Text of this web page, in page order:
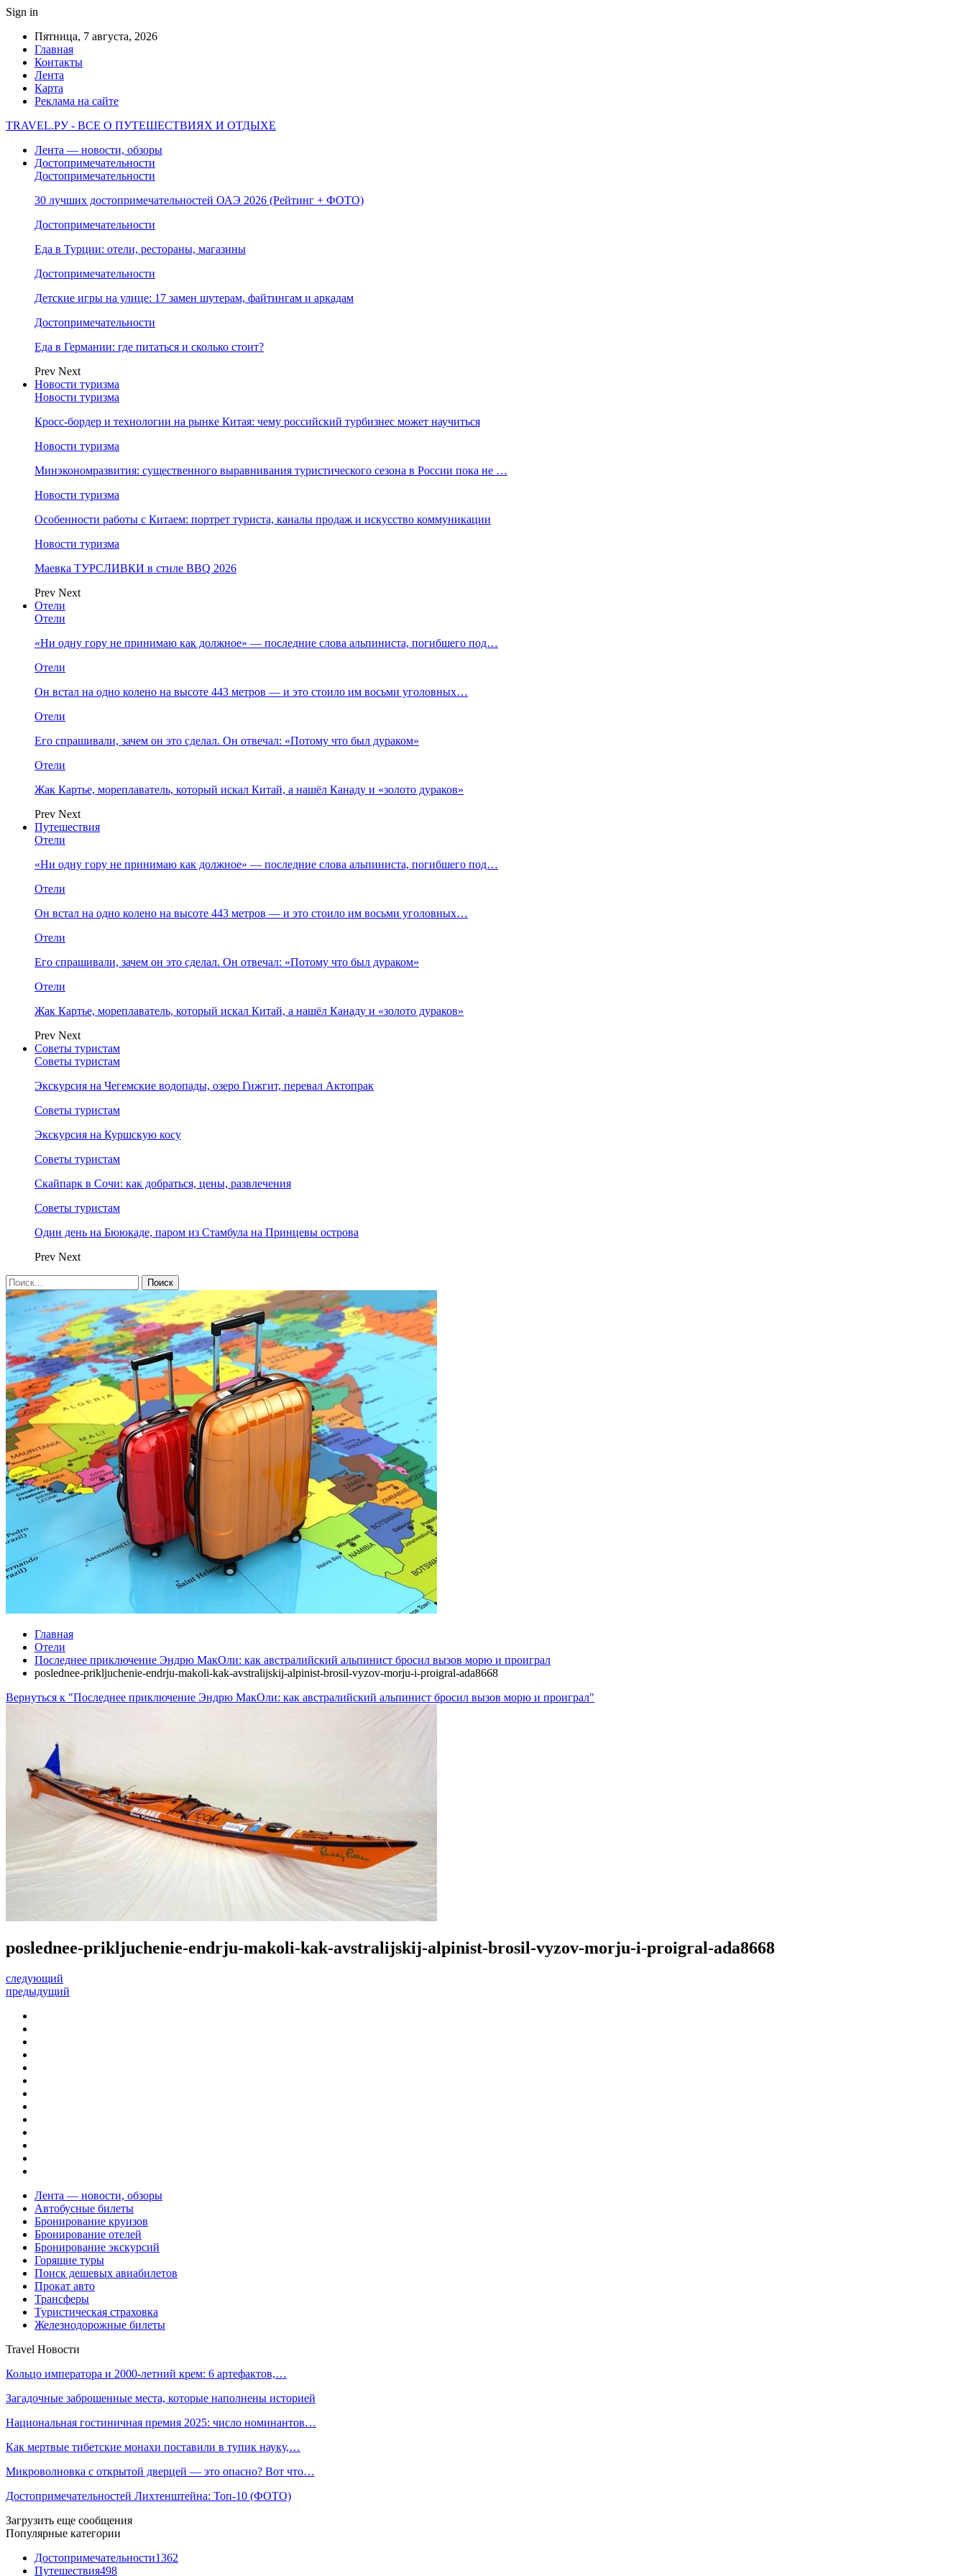
Sign in
Пятница, 7 августа, 2026
Главная
Контакты
Лента
Карта
Реклама на сайте
TRAVEL.РУ - ВСЕ О ПУТЕШЕСТВИЯХ И ОТДЫХЕ
Лента — новости, обзоры
Достопримечательности
Достопримечательности
30 лучших достопримечательностей ОАЭ 2026 (Рейтинг + ФОТО)
Достопримечательности
Еда в Турции: отели, рестораны, магазины
Достопримечательности
Детские игры на улице: 17 замен шутерам, файтингам и аркадам
Достопримечательности
Еда в Германии: где питаться и сколько стоит?
Prev Next
Новости туризма
Новости туризма
Кросс-бордер и технологии на рынке Китая: чему российский турбизнес может научиться
Новости туризма
Минэкономразвития: существенного выравнивания туристического сезона в России пока не …
Новости туризма
Особенности работы с Китаем: портрет туриста, каналы продаж и искусство коммуникации
Новости туризма
Маевка ТУРСЛИВКИ в стиле BBQ 2026
Prev Next
Отели
Отели
«Ни одну гору не принимаю как должное» — последние слова альпиниста, погибшего под…
Отели
Он встал на одно колено на высоте 443 метров — и это стоило им восьми уголовных…
Отели
Его спрашивали, зачем он это сделал. Он отвечал: «Потому что был дураком»
Отели
Жак Картье, мореплаватель, который искал Китай, а нашёл Канаду и «золото дураков»
Prev Next
Путешествия
Отели
«Ни одну гору не принимаю как должное» — последние слова альпиниста, погибшего под…
Отели
Он встал на одно колено на высоте 443 метров — и это стоило им восьми уголовных…
Отели
Его спрашивали, зачем он это сделал. Он отвечал: «Потому что был дураком»
Отели
Жак Картье, мореплаватель, который искал Китай, а нашёл Канаду и «золото дураков»
Prev Next
Советы туристам
Советы туристам
Экскурсия на Чегемские водопады, озеро Гижгит, перевал Актопрак
Советы туристам
Экскурсия на Куршскую косу
Советы туристам
Скайпарк в Сочи: как добраться, цены, развлечения
Советы туристам
Один день на Бююкаде, паром из Стамбула на Принцевы острова
Prev Next
Главная
Отели
Последнее приключение Эндрю МакОли: как австралийский альпинист бросил вызов морю и проиграл
poslednee-prikljuchenie-endrju-makoli-kak-avstralijskij-alpinist-brosil-vyzov-morju-i-proigral-ada8668
Вернуться к "Последнее приключение Эндрю МакОли: как австралийский альпинист бросил вызов морю и проиграл"
poslednee-prikljuchenie-endrju-makoli-kak-avstralijskij-alpinist-brosil-vyzov-morju-i-proigral-ada8668
следующий
предыдущий
Лента — новости, обзоры
Автобусные билеты
Бронирование круизов
Бронирование отелей
Бронирование экскурсий
Горящие туры
Поиск дешевых авиабилетов
Прокат авто
Трансферы
Туристическая страховка
Железнодорожные билеты
Travel Новости
Кольцо императора и 2000-летний крем: 6 артефактов,…
Загадочные заброшенные места, которые наполнены историей
Национальная гостиничная премия 2025: число номинантов…
Как мертвые тибетские монахи поставили в тупик науку,…
Микроволновка с открытой дверцей — это опасно? Вот что…
Достопримечательностей Лихтенштейна: Топ-10 (ФОТО)
Загрузить еще сообщения
Популярные категории
Достопримечательности1362
Путешествия498